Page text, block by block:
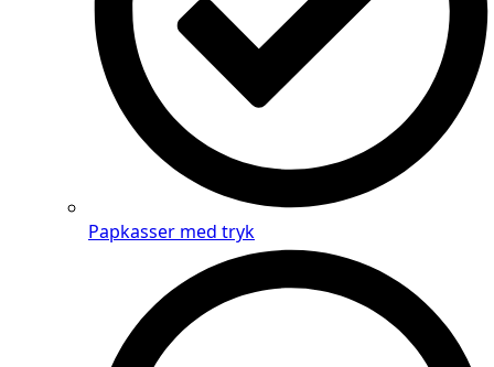
Papkasser med tryk